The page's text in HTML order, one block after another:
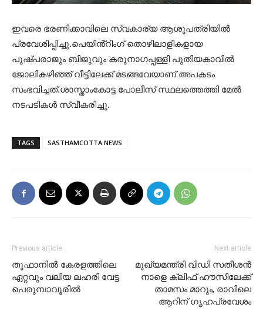
ഇവരെ ഭരണിക്കാവിലെ സ്വകാര്യ ആശുപത്രിയിൽ
പ്രവേശിപ്പിച്ചു.പെയിൻ്റിംഗ് തൊഴിലാളികളായ
പുഷ്പരാജും ബിജുവും കരുനാഗപ്പള്ളി പുതിയകാവിൽ
ജോലികഴിഞ്ഞ് വീട്ടിലേക്ക് മടങ്ങവേയാണ് അപകടം
സംഭവിച്ചത്.ശാസ്താംകോട്ട പോലീസ് സ്ഥലത്തെത്തി മേൽ
നടപടികൾ സ്വീകരിച്ചു.
TAGS SASTHAMCOTTA NEWS
Previous article
തൂഫാനില്‍ കേരളത്തിലെ
ഏറ്റവും വലിയ ലഹരി വേട്ട
പെരുമ്പാവൂരിൽ
Next article
മുഖ്യമന്ത്രി വിഡി സതീശന്‍
നാളെ ക്ലിഫ് ഹൗസിലേക്ക്
താമസം മാറും, രാവിലെ
ആറിന് ഗൃഹപ്രവേശം